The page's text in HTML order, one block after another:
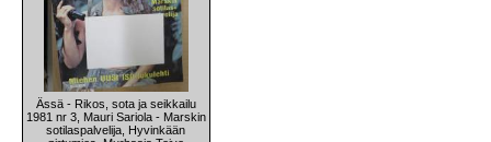
Ässä - Rikos, sota ja seikkailu
1981 nr 3, Mauri Sariola - Marskin
sotilaspalvelija, Hyvinkään